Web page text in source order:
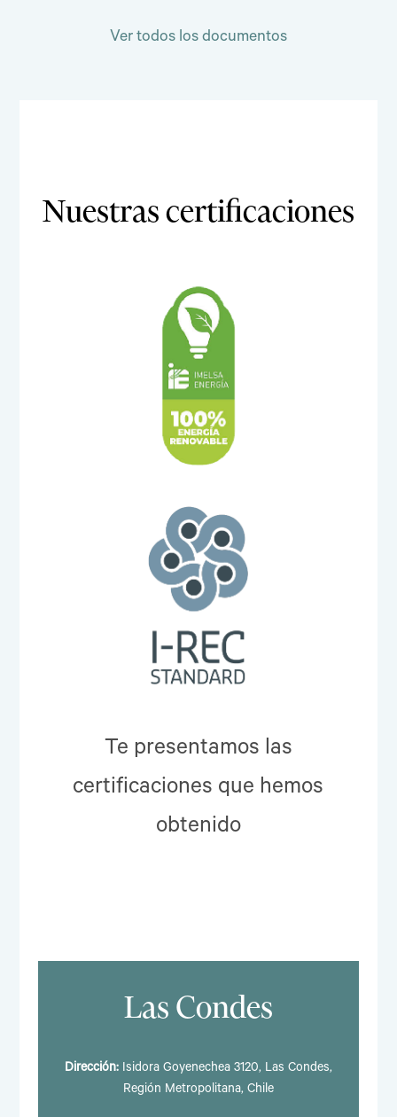
Ver todos los documentos
Nuestras certificaciones
Te presentamos las
certificaciones que hemos
obtenido
Las Condes
Dirección:Isidora Goyenechea 3120, Las Condes,
Región Metropolitana, Chile